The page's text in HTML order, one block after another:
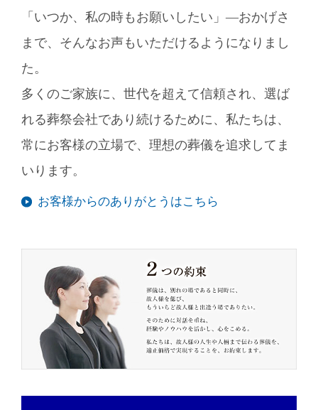
「いつか、私の時もお願いしたい」―おかげさ
まで、そんなお声もいただけるようになりまし
た。
多くのご家族に、世代を超えて信頼され、選ば
れる葬祭会社であり続けるために、私たちは、
常にお客様の立場で、理想の葬儀を追求してま
いります。
お客様からのありがとうはこちら